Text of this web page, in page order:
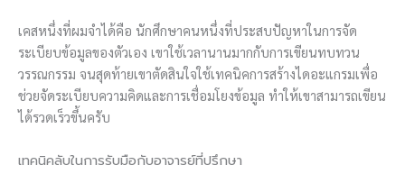
เคสหนึ่งที่ผมจำได้คือ นักศึกษาคนหนึ่งที่ประสบปัญหาในการจัด
ระเบียบข้อมูลของตัวเอง เขาใช้เวลานานมากกับการเขียนทบทวน
วรรณกรรม จนสุดท้ายเขาตัดสินใจใช้เทคนิคการสร้างไดอะแกรมเพื่อ
ช่วยจัดระเบียบความคิดและการเชื่อมโยงข้อมูล ทำให้เขาสามารถเขียน
ได้รวดเร็วขึ้นครับ
เทคนิคลับในการรับมือกับอาจารย์ที่ปรึกษา